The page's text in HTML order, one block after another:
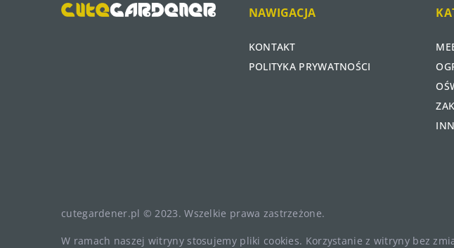
NAWIGACJA
KONTAKT
POLITYKA PRYWATNOŚCI
cutegardener.pl © 2023. Wszelkie prawa zastrzeżone.
W ramach naszej witryny stosujemy pliki cookies. Korzystanie z witryny bez